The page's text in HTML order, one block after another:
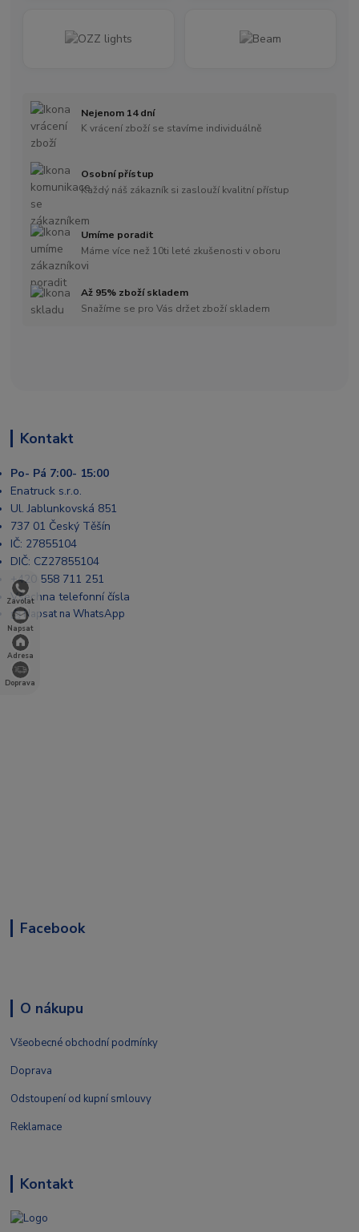
Zavolat
Napsat
Adresa
Doprava
Nejenom 14 dní
K vrácení zboží se stavíme individuálně
Osobní přístup
Každý náš zákazník si zaslouží kvalitní přístup
Umíme poradit
Máme více než 10ti leté zkušenosti v oboru
Až 95% zboží skladem
Snažíme se pro Vás držet zboží skladem
Kontakt
Po- Pá 7:00- 15:00
Enatruck s.r.o.
Ul. Jablunkovská 851
737 01 Český Těšín
IČ: 27855104
DIČ: CZ27855104
+420 558 711 251
Všechna telefonní čísla
📩 Napsat na WhatsApp
Facebook
O nákupu
Všeobecné obchodní podmínky
Doprava
Odstoupení od kupní smlouvy
Reklamace
Kontakt